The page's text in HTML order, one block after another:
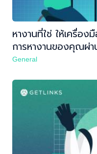
หางานที่ใช่ ให้เครื่อ
การหางานของคุณผ่
General